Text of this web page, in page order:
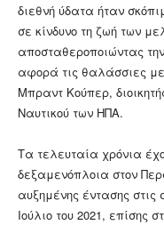
διεθνή ύδατα ήταν
σε κίνδυνο τη ζωή των
αποσταθεροποιώντας
αφορά τις θαλάσσιες
Μπραντ Κούπερ,
Ναυτικού των ΗΠΑ.
Τα τελευταία χρόνια
δεξαμενόπλοια στον
αυξημένης έντασης στις
Ιούλιο του 2021, επίσης